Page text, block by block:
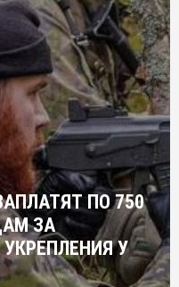
ПО 750
ЗА
У